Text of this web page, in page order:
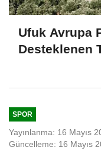
Ufuk Avrupa
Desteklenen
SPOR
Yayınlanma: 16 Mayıs
Güncelleme: 16 Mayıs